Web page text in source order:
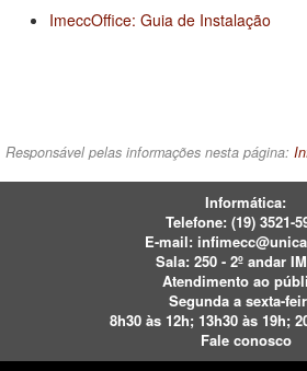
ImeccOffice: Guia de Instalação
Responsável pelas informações nesta página:
Informática:
Telefone: (19) 3521-
E-mail:
Sala: 250 - 2º andar
Atendimento ao
Segunda a sexta-
8h30 às 12h; 13h30 às 19h;
Fale conosco